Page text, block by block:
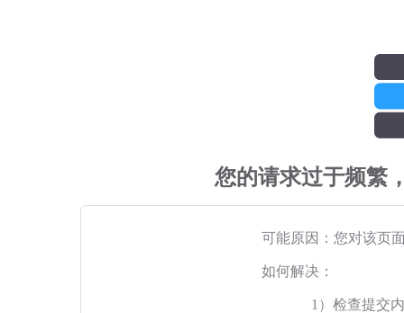
您的请求过于频繁
可能原因：您对该页
如何解决：
1）检查提交